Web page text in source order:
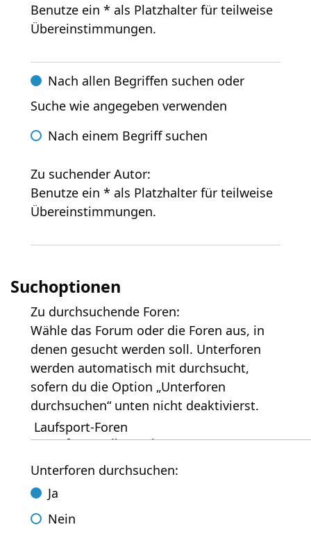
Benutze ein * als Platzhalter für teilweise
Übereinstimmungen.
Nach allen Begriffen suchen oder
Suche wie angegeben verwenden
Nach einem Begriff suchen
Zu suchender Autor:
Benutze ein * als Platzhalter für teilweise
Übereinstimmungen.
Suchoptionen
Zu durchsuchende Foren:
Wähle das Forum oder die Foren aus, in
denen gesucht werden soll. Unterforen
werden automatisch mit durchsucht,
sofern du die Option „Unterforen
durchsuchen“ unten nicht deaktivierst.
Unterforen durchsuchen:
Ja
Nein